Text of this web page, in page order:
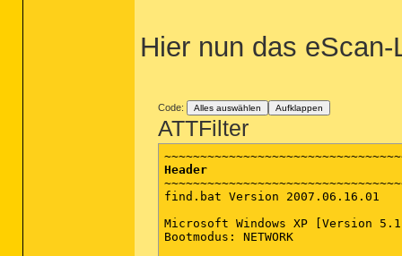
Hier nun das
Code: Alles auswählen Aufklappen
ATTFilter
Header
find.bat Version 2007.06.16.01
Microsoft Windows XP [Version
Bootmodus: NETWORK